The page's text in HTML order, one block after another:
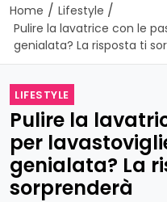
Home / Lifestyle /
Pulire la lavatrice con le
genialata? La risposta ti
LIFESTYLE
Pulire la
per
genialata? La
sorprenderà